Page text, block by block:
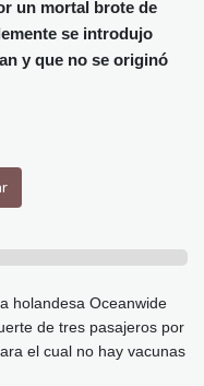
Córdoba
28 °C
27 °C
27 °C
un mortal brote de
se introdujo
y que no se originó
holandesa Oceanwide
de tres pasajeros por
el cual no hay vacunas